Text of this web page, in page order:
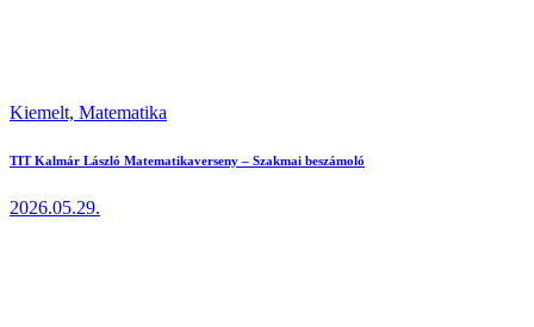
Kiemelt, Matematika
TIT Kalmár László Matematikaverseny – Szakmai beszámoló
2026.05.29.